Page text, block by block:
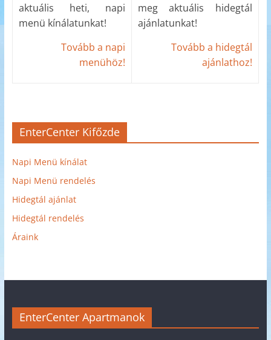
aktuális heti, napi
menü kínálatunkat!
Tovább a napi
menühöz!
meg aktuális hidegtál
ajánlatunkat!
Tovább a hidegtál
ajánlathoz!
EnterCenter Kifőzde
Napi Menü kínálat
Napi Menü rendelés
Hidegtál ajánlat
Hidegtál rendelés
Áraink
EnterCenter Apartmanok